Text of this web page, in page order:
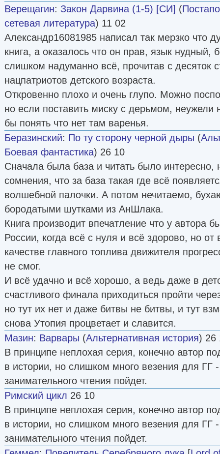
Верещагин: Закон Дарвина (1-5) [СИ] (
сетевая литература) 11 02
Александр16081985 написал так мерзко что
книга, а оказалось что он прав, язык нудный,
слишком надуманно всё, прочитав с десяток
нацпатриотов детского возраста.
Откровенно плохо и очень глупо. Можно
но если поставить миску с дерьмом, неужели
бы понять что нет там варенья.
Беразинский: По ту сторону черной дыры (
Боевая фантастика) 26 10
Сначала была база и читать было интересно,
сомнения, что за база такая где всё
волшебной палочки. А потом нечитаемо,
бородатыми шутками из АнШлака.
Книга производит впечатление что у автора
России, когда всё с нуля и всё здорово, но
качестве главного топлива движителя
не смог.
И всё удачно и всё хорошо, а ведь даже в
счастливого финала приходиться пройти
но тут их нет и даже битвы не битвы, и тут
снова Утопия процветает и славится.
Мазин: Варвары (Альтернативная история) 26
В принципе неплохая серия, конечно автор
в истории, но слишком много везения для ГГ
занимательного чтения пойдет.
Римский цикл 26 10
В принципе неплохая серия, конечно автор
в истории, но слишком много везения для ГГ
занимательного чтения пойдет.